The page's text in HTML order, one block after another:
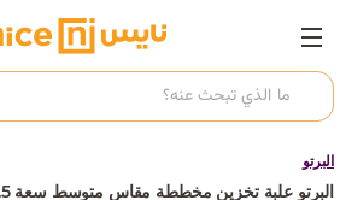
البرتو
البرتو علبة تخزين مخططة مقاس متوسط سعة 1.5 لتر